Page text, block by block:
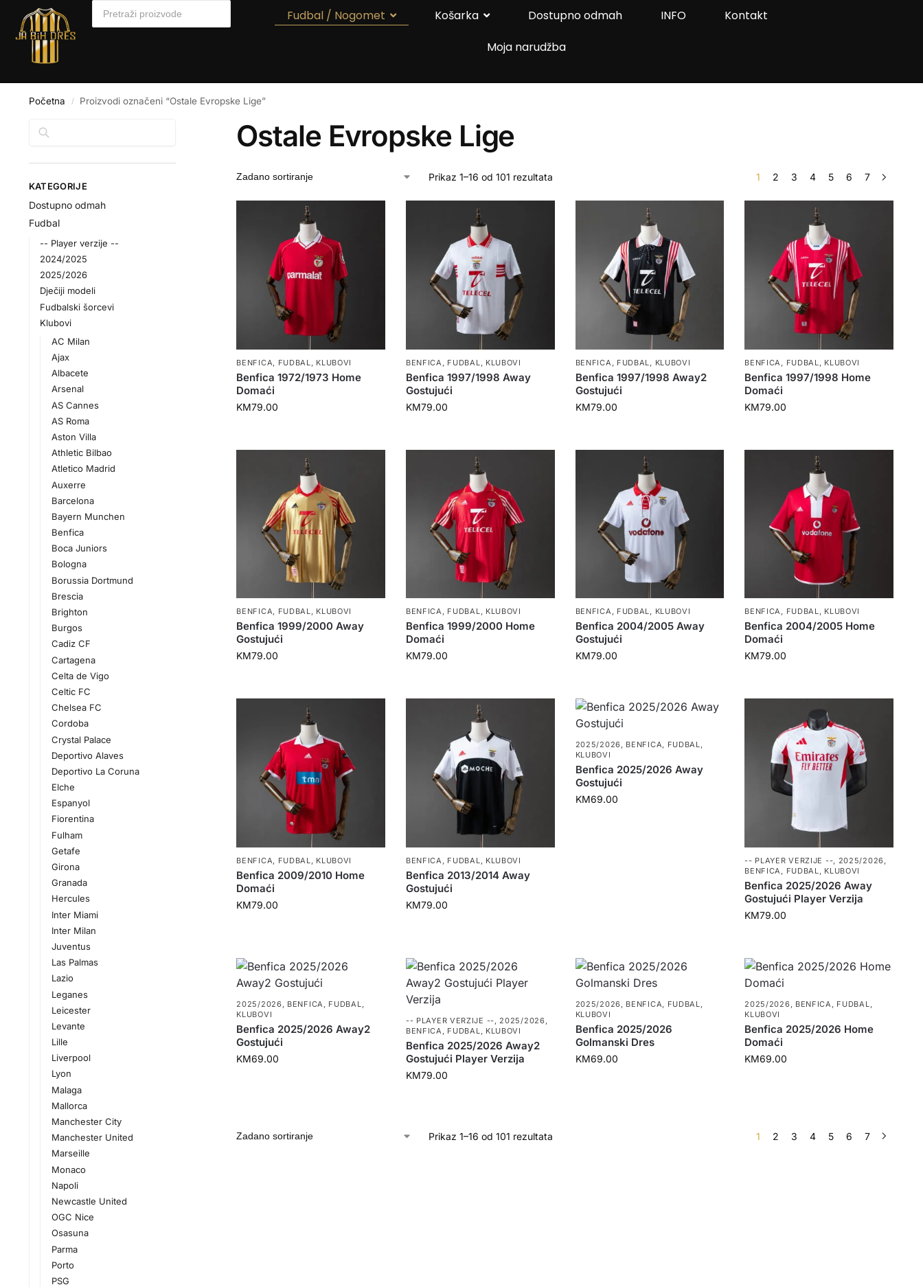
Fudbal / Nogomet Košarka Dostupno odmah INFO
Kontakt
Moja narudžba
Početna / Proizvodi označeni “Ostale Evropske Lige”
Ostale Evropske Lige
Prikaz 1–16 od 101 rezultata 1 2 3 4 5 6 7
BENFICA FUDBAL KLUBOVI
Benfica 1972/1973 Home
Domaći
KM79.00
BENFICA FUDBAL KLUBOVI
Benfica 1997/1998 Away
Gostujući
KM79.00
BENFICA FUDBAL KLUBOVI
Benfica 1997/1998 Away2
Gostujući
KM79.00
BENFICA FUDBAL KLUBOVI
Benfica 1997/1998 Home
Domaći
KM79.00
BENFICA, FUDBAL, KLUBOVI
Benfica 1999/2000 Away
Gostujući
KM79.00
BENFICA, FUDBAL, KLUBOVI
Benfica 1999/2000 Home
Domaći
KM79.00
BENFICA, FUDBAL, KLUBOVI
Benfica 2004/2005 Away
Gostujući
KM79.00
BENFICA, FUDBAL, KLUBOVI
Benfica 2004/2005 Home
Domaći
KM79.00
BENFICA, FUDBAL, KLUBOVI
Benfica 2009/2010 Home
Domaći
KM79.00
BENFICA, FUDBAL, KLUBOVI
Benfica 2013/2014 Away
Gostujući
KM79.00
2025/2026, BENFICA, FUDBAL,
KLUBOVI
Benfica 2025/2026 Away
Gostujući
KM69.00
-- PLAYER VERZIJE --, 2025/2026,
BENFICA, FUDBAL, KLUBOVI
Benfica 2025/2026 Away
Gostujući Player Verzija
KM79.00
2025/2026, BENFICA, FUDBAL,
KLUBOVI
Benfica 2025/2026 Away2
Gostujući
KM69.00
-- PLAYER VERZIJE --,2025/2026,
BENFICA, FUDBAL, KLUBOVI
Benfica 2025/2026 Away2
Gostujući Player Verzija
KM79.00
2025/2026, BENFICA, FUDBAL,
KLUBOVI
Benfica 2025/2026
Golmanski Dres
KM69.00
2025/2026, BENFICA, FUDBAL,
KLUBOVI
Benfica 2025/2026 Home
Domaći
KM69.00
Prikaz 1–16 od 101 rezultata 1 2 3 4 5 6 7
KATEGORIJE
Dostupno odmah
Fudbal
-- Player verzije --
2024/2025
2025/2026
Dječiji modeli
Fudbalski šorcevi
Klubovi
AC Milan
Ajax
Albacete
Arsenal
AS Cannes
AS Roma
Aston Villa
Athletic Bilbao
Atletico Madrid
Auxerre
Barcelona
Bayern Munchen
Benfica
Boca Juniors
Bologna
Borussia Dortmund
Brescia
Brighton
Burgos
Cadiz CF
Cartagena
Celta de Vigo
Celtic FC
Chelsea FC
Cordoba
Crystal Palace
Deportivo Alaves
Deportivo La Coruna
Elche
Espanyol
Fiorentina
Fulham
Getafe
Girona
Granada
Hercules
Inter Miami
Inter Milan
Juventus
Las Palmas
Lazio
Leganes
Leicester
Levante
Lille
Liverpool
Lyon
Malaga
Mallorca
Manchester City
Manchester United
Marseille
Monaco
Napoli
Newcastle United
OGC Nice
Osasuna
Parma
Porto
PSG